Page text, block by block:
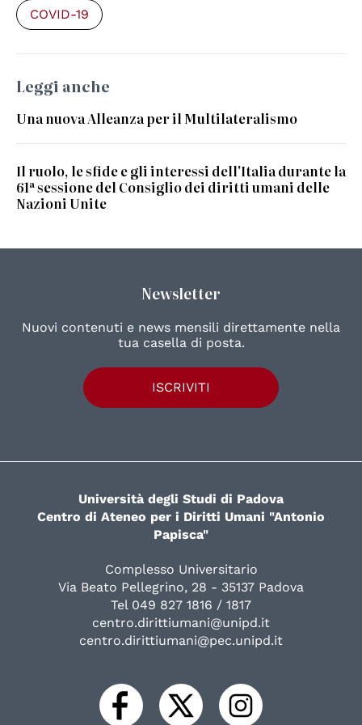
COVID-19
Leggi anche
Una nuova Alleanza per il Multilateralismo
Il ruolo, le sfide e gli interessi dell'Italia durante la
61ª sessione del Consiglio dei diritti umani delle
Nazioni Unite
Newsletter
Nuovi contenuti e news mensili direttamente nella
tua casella di posta.
ISCRIVITI
Università degli Studi di Padova
Centro di Ateneo per i Diritti Umani "Antonio
Papisca"
Complesso Universitario
Via Beato Pellegrino, 28 - 35137 Padova
Tel 049 827 1816 / 1817
centro.dirittiumani@unipd.it
centro.dirittiumani@pec.unipd.it